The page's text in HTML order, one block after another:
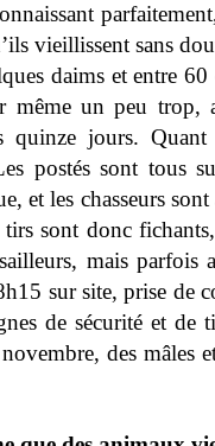
vieillissent sans
daims et entre
même un peu trop,
quinze jours.
postés sont tous
et les chasseurs
sont donc
mais parfois
sur site, prise de
de sécurité et de
des mâles